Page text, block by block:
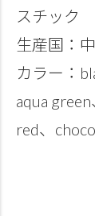
スチック
生産国：
カラー：
aqua
red、